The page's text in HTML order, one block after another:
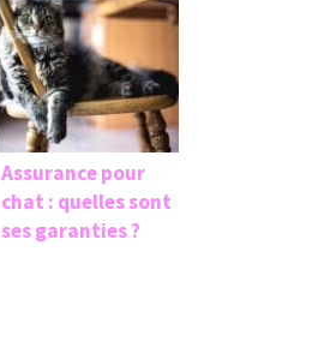
Assurance pour
chat : quelles sont
ses garanties ?